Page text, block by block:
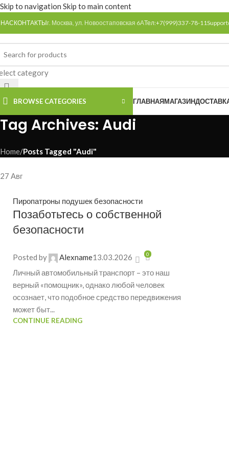
Skip to navigation Skip to main content
КОНТАКТЫг. Москва, ул. Новоостаповская 6АТел:+7(999)337-78-11
category
BROWSE CATEGORIES ГЛАВНАЯМАГАЗИН
Tag Archives: Audi
Home/Posts Tagged "Audi"
27 Авг
Пиропатроны подушек безопасности
Позаботьтесь о собственной
безопасности
Posted by Alexname13.03.2026 0
Личный автомобильный транспорт – это наш
верный «помощник», однако любой человек
осознает, что подобное средство передвижения
может быт...
CONTINUE READING